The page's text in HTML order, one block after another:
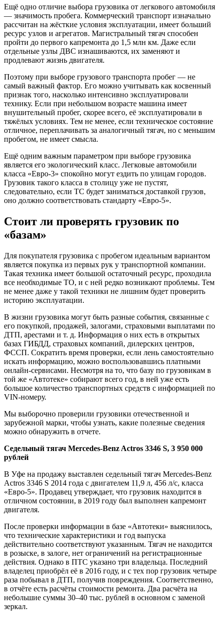
Ещё одно отличие выбора грузовика от легкового автомобиля
— значимость пробега. Коммерческий транспорт изначально
рассчитан на жёсткие условия эксплуатации, имеет больший
ресурс узлов и агрегатов. Магистральный тягач способен
пройти до первого капремонта до 1,5 млн км. Даже если
отдельные узлы ДВС изнашиваются, их заменяют и
продлевают жизнь двигателя.
Поэтому при выборе грузового транспорта пробег — не
самый важный фактор. Его можно учитывать как косвенный
признак того, насколько интенсивно эксплуатировали
технику. Если при небольшом возрасте машина имеет
внушительный пробег, скорее всего, её эксплуатировали в
тяжёлых условиях. Тем не менее, если техническое состояние
отличное, переплачивать за аналогичный тягач, но с меньшим
пробегом, не имеет смысла.
Ещё одним важным параметром при выборе грузовика
является его экологический класс. Легковые автомобили
класса «Евро-3» спокойно могут ездить по улицам городов.
Грузовик такого класса в столицу уже не пустят,
следовательно, если ТС будет заниматься доставкой грузов,
оно должно соответствовать стандарту «Евро-5».
Стоит ли проверять грузовик по
«базам»
Для покупателя грузовика с пробегом идеальным вариантом
является покупка из первых рук у транспортной компании.
Такая техника имеет большой остаточный ресурс, проходила
все необходимые ТО, и с ней редко возникают проблемы. Тем
не менее даже у такой техники не лишним будет проверить
историю эксплуатации.
В жизни грузовика могут быть разные события, связанные с
его покупкой, продажей, залогами, страховыми выплатами по
ДТП, арестами и т. д. Информация о них есть в открытых
базах ГИБДД, страховых компаний, дилерских центров,
ФССП. Сократить время проверки, если лень самостоятельно
искать информацию, можно воспользовавшись платными
онлайн-сервисами. Несмотря на то, что базу по грузовикам в
той же «Автотеке» собирают всего год, в ней уже есть
большое количество транспортных средств с информацией по
VIN-номеру.
Мы выборочно проверили грузовики отечественной и
зарубежной марки, чтобы узнать, какие полезные сведения
можно обнаружить в отчете.
Седельный тягач Mercedes-Benz Actros 3346 S, 3 950 000
рублей
В Уфе на продажу выставлен седельный тягач Mercedes-Benz
Actros 3346 S 2014 года с двигателем 11,9 л, 456 л/с, класса
«Евро-5». Продавец утверждает, что грузовик находится в
отличном состоянии, в 2019 году был выполнен капремонт
двигателя.
После проверки информации в базе «Автотеки» выяснилось,
что технические характеристики и год выпуска
действительно соответствуют указанным. Тягач не находится
в розыске, в залоге, нет ограничений на регистрационные
действия. Однако в ПТС указано три владельца. Последний
владелец приобрёл её в 2016 году, и с тех пор грузовик четыре
раза побывал в ДТП, получив повреждения. Соответственно,
в отчёте есть расчёты стоимости ремонта. Два расчёта на
небольшие суммы 30–40 тыс. рублей в основном с заменой
зеркал.